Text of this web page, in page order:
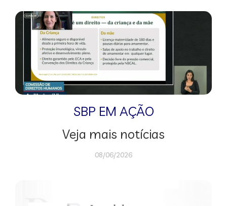
SBP EM AÇÃO
Veja mais notícias
08/06/2026